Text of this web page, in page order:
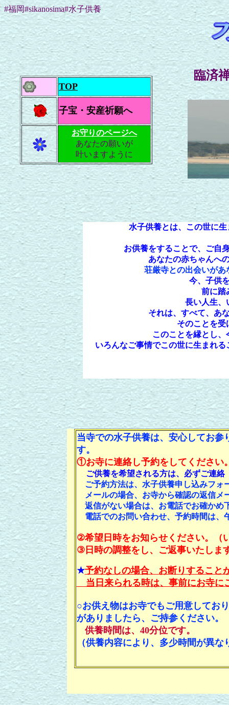
#福岡#sikanosima#水子供養
TOP
子宝・安産祈願へ
お守りのページへ
あなたの願いが
叶いますように
水子供養とは、この世に
お供養をすることで、ご自
あなたの赤ちゃんへ
荘厳寺との出会いが
今、子供
前に踏
長い人生、
それは、すべて、あ
そのことを受
このことを縁とし
いろんなご事情でこの世に生まれ
臨済
当寺での水子供養は、安心してお
す。
①お寺に連絡し予約をしてください
ご供養を希望される方は、必ずご連絡
ご予約方法は、水子供養申し込みフォ
メールの場合、お寺から確認の返信メ
返信がない場合は、お電話でお確かめ
電話でのお問い合わせ、予約時間は、
②希望日時をお知らせください。（
③日時の調整をし、ご返事いたしま
★予約なしの場合、 お断りすること
当日来られる時は、事前にお寺に
○お供え物はお寺でもご用意してお
がありましたら、ご持参ください。
供養時間は、40分位です。
（供養内容により、多少時間が異な